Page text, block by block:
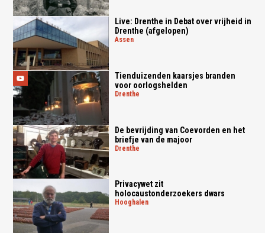
Live: Drenthe in Debat over vrijheid in
Drenthe (afgelopen)
assen
Tienduizenden kaarsjes branden
voor oorlogshelden
drenthe
De bevrijding van Coevorden en het
briefje van de majoor
drenthe
Privacywet zit
holocaustonderzoekers dwars
hooghalen